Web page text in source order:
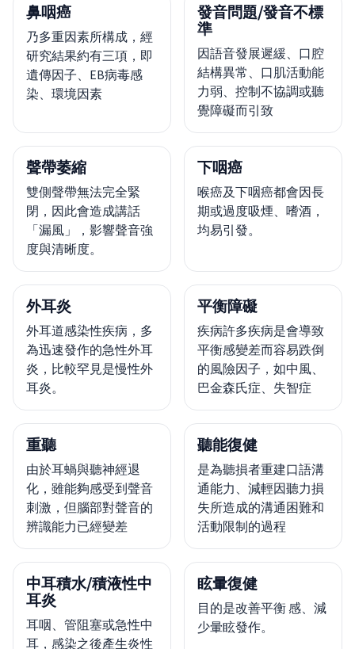
鼻咽癌
乃多重因素所構成，經
研究結果約有三項，即
遺傳因子、EB病毒感
染、環境因素
發音問題/發音不標
準
因語音發展遲緩、口腔
結構異常、口肌活動能
力弱、控制不協調或聽
覺障礙而引致
聲帶萎縮
雙側聲帶無法完全緊
閉，因此會造成講話
「漏風」，影響聲音強
度與清晰度。
下咽癌
喉癌及下咽癌都會因長
期或過度吸煙、嗜酒，
均易引發。
外耳炎
外耳道感染性疾病，多
為迅速發作的急性外耳
炎，比較罕見是慢性外
耳炎。
平衡障礙
疾病許多疾病是會導致
平衡感變差而容易跌倒
的風險因子，如中風、
巴金森氏症、失智症
重聽
由於耳蝸與聽神經退
化，雖能夠感受到聲音
刺激，但腦部對聲音的
辨識能力已經變差
聽能復健
是為聽損者重建口語溝
通能力、減輕因聽力損
失所造成的溝通困難和
活動限制的過程
中耳積水/積液性中
耳炎
耳咽、管阻塞或急性中
耳，感染之後產生炎性
眩暈復健
目的是改善平衡 感、減
少暈眩發作。